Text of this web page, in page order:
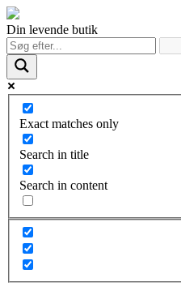
Din levende butik
Exact matches only
Search in title
Search in content